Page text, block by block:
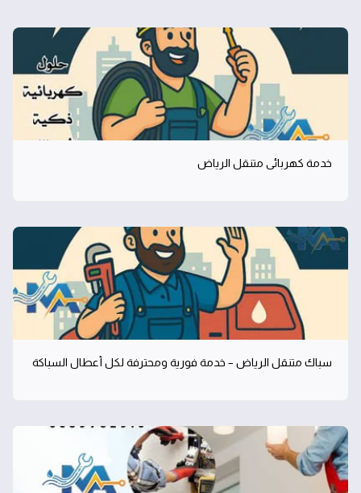
خدمة كهربائي متنقل الرياض
سباك متنقل الرياض – خدمة فورية ومحترفة لكل أعطال السباكة